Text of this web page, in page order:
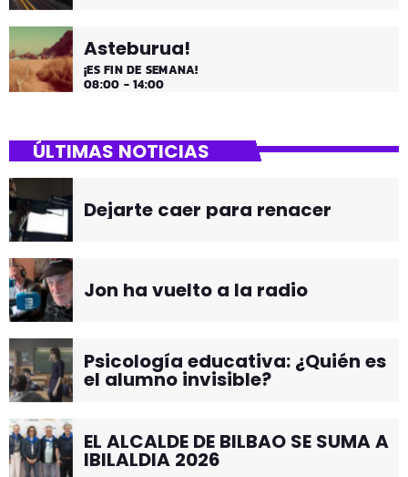
Asteburua!
¡ES FIN DE SEMANA!
08:00 - 14:00
ÚLTIMAS NOTICIAS
Dejarte caer para renacer
Jon ha vuelto a la radio
Psicología educativa: ¿Quién es
el alumno invisible?
EL ALCALDE DE BILBAO SE SUMA A
IBILALDIA 2026